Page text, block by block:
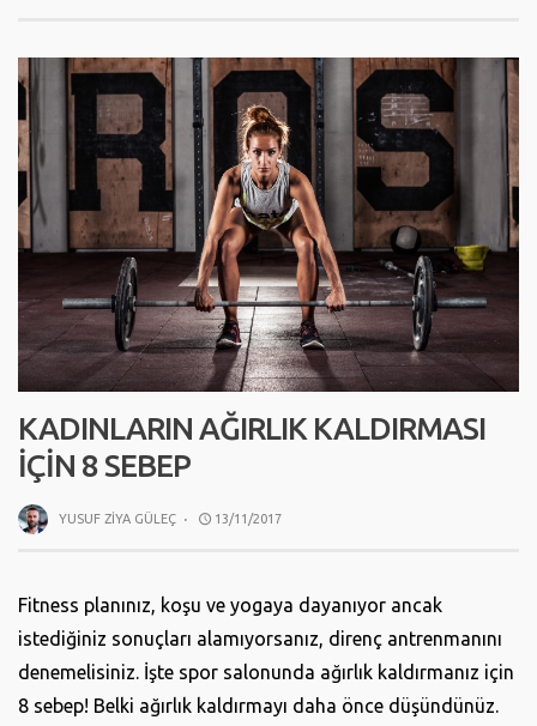
KADINLARIN AĞIRLIK KALDIRMASI
IÇIN 8 SEBEP
YUSUF ZIYA GÜLEÇ · 13/11/2017
Fitness planınız, koşu ve yogaya dayanıyor ancak
istediğiniz sonuçları alamıyorsanız, direnç antrenmanını
denemelisiniz. İşte spor salonunda ağırlık kaldırmanız için
8 sebep! Belki ağırlık kaldırmayı daha önce düşündünüz.